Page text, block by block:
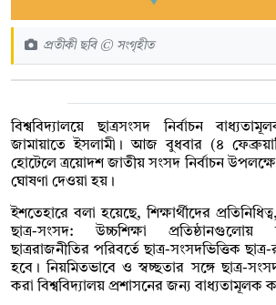
প্রতীকী ছবি © সংগৃহীত
বিশ্ববিদ্যালয়ে ছাত্রসংসদ নির্বাচন
জামায়াতে ইসলামী। আজ বুধবার (৪
হোটেলে ত্রয়োদশ জাতীয় সংসদ নির্বাচন উপলক্ষে
ঘোষণা দেওয়া হয়।
ইশতেহারে বলা হয়েছে, শিক্ষার্থীদের
ছাত্র-সংসদ: উচ্চশিক্ষা
ছাত্ররাজনীতির পরিবর্তে ছাত্র-সংসদভিত্তিক
হবে। নিয়মিতভাবে ও স্বচ্ছতার সঙ্গে ছাত্র-
করা বিশ্ববিদ্যালয় প্রশাসনের জন্য বাধ্যতামূলক